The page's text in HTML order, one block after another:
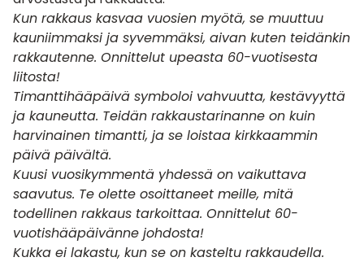
Kun rakkaus kasvaa vuosien myötä, se muuttuu
kauniimmaksi ja syvemmäksi, aivan kuten teidänkin
rakkautenne. Onnittelut upeasta 60-vuotisesta
liitosta!
Timanttihääpäivä symboloi vahvuutta, kestävyyttä
ja kauneutta. Teidän rakkaustarinanne on kuin
harvinainen timantti, ja se loistaa kirkkaammin
päivä päivältä.
Kuusi vuosikymmentä yhdessä on vaikuttava
saavutus. Te olette osoittaneet meille, mitä
todellinen rakkaus tarkoittaa. Onnittelut 60-
vuotishääpäivänne johdosta!
Kukka ei lakastu, kun se on kasteltu rakkaudella.